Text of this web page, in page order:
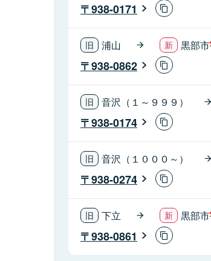
938-0171
浦山 黒部市
938-0862
音沢（１～９９９）
938-0174
音沢（１０００～）
938-0274
下立 黒部市
938-0861